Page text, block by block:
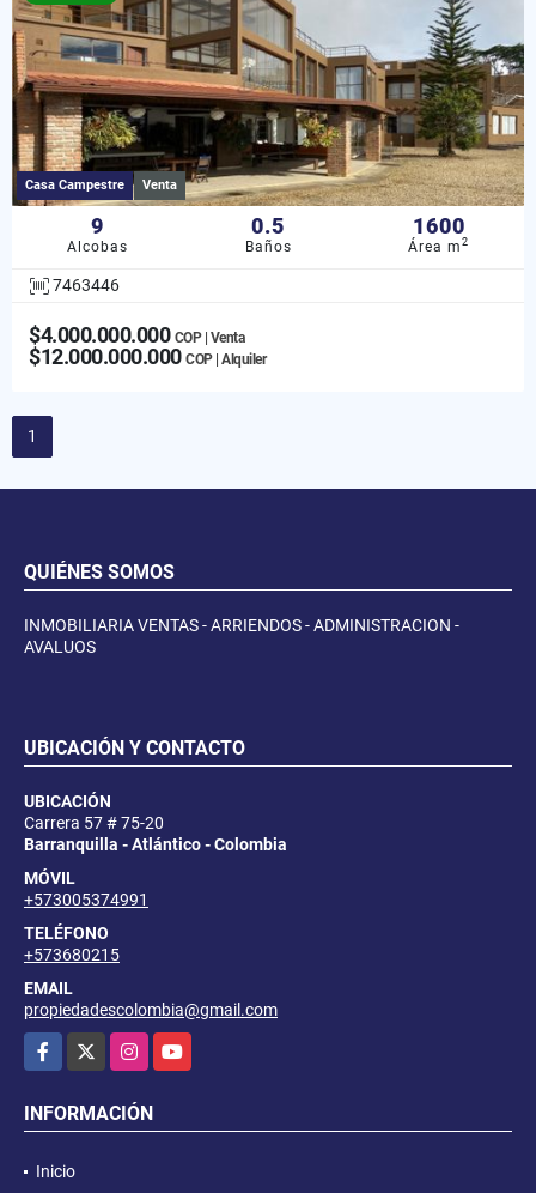
Casa Campestre Venta
9
Alcobas
0.5
Baños
1600
Área m2
7463446
$4.000.000.000 COP | Venta
$12.000.000.000 COP | Alquiler
1
QUIÉNES SOMOS
INMOBILIARIA VENTAS - ARRIENDOS - ADMINISTRACION -
AVALUOS
UBICACIÓN Y CONTACTO
UBICACIÓN
Carrera 57 # 75-20
Barranquilla - Atlántico - Colombia
MÓVIL
+573005374991
TELÉFONO
+573680215
EMAIL
propiedadescolombia@gmail.com
Facebook
InstagramYouTube
INFORMACIÓN
Inicio